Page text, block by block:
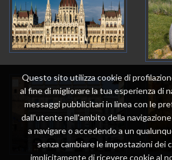
Questo sito utilizza cookie di
al fine di migliorare la tua esperienza di
messaggi pubblicitari in linea con le
dall'utente nell'ambito della
a navigare o accedendo a un
senza cambiare le impostazioni dei
implicitamente di ricevere cookie al